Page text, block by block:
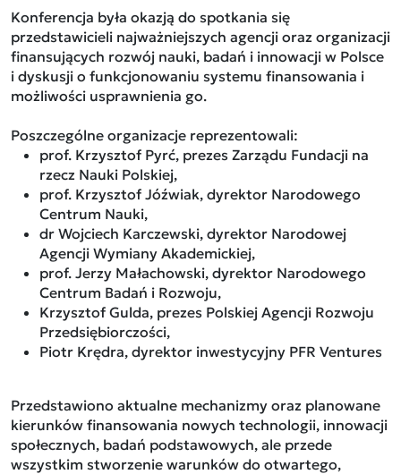
Konferencja była okazją do spotkania się
przedstawicieli najważniejszych agencji oraz organizacji
finansujących rozwój nauki, badań i innowacji w Polsce
i dyskusji o funkcjonowaniu systemu finansowania i
możliwości usprawnienia go.
Poszczególne organizacje reprezentowali:
prof. Krzysztof Pyrć, prezes Zarządu Fundacji na
rzecz Nauki Polskiej,
prof. Krzysztof Jóźwiak, dyrektor Narodowego
Centrum Nauki,
dr Wojciech Karczewski, dyrektor Narodowej
Agencji Wymiany Akademickiej,
prof. Jerzy Małachowski, dyrektor Narodowego
Centrum Badań i Rozwoju,
Krzysztof Gulda, prezes Polskiej Agencji Rozwoju
Przedsiębiorczości,
Piotr Krędra, dyrektor inwestycyjny PFR Ventures
Przedstawiono aktualne mechanizmy oraz planowane
kierunków finansowania nowych technologii, innowacji
społecznych, badań podstawowych, ale przede
wszystkim stworzenie warunków do otwartego,